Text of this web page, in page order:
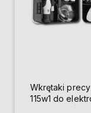
Wkrętaki
115w1 do